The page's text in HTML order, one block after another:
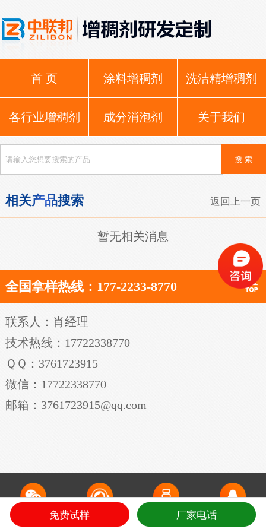
首 页 涂料增稠剂 洗洁精增稠剂
各行业增稠剂 成分消泡剂 关于我们
相关产品搜索 返回上一页
暂无相关消息
全国拿样热线：177-2233-8770
联系人：肖经理
技术热线：17722338770
ＱＱ：3761723915
微信：17722338770
邮箱：3761723915@qq.com
微信咨询 电话咨询 领免费样品
免费试样 厂家电话